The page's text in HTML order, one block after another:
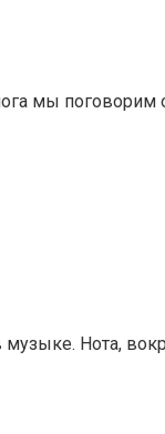
мы поговорим
Нота,